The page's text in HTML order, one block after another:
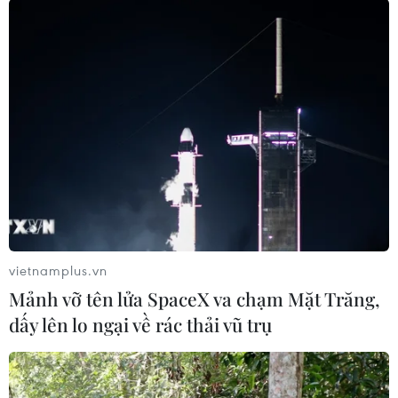
Hàn Quốc thúc đẩy điều
tra toàn diện về thảm họa
Ủy ban đặc biệt sẽ tiến hành điều
tra nguyên nhân vụ việc, xem xét
trách nhiệm của các tổ chức và cá
nhân, xác định ảnh hưởng và thiệt
hại và đề xuất các biện pháp hỗ
(TTXVN/Vietnam+)
vietnamplus.vn
Mảnh vỡ tên lửa SpaceX va chạm Mặt Trăng,
dấy lên lo ngại về rác thải vũ trụ